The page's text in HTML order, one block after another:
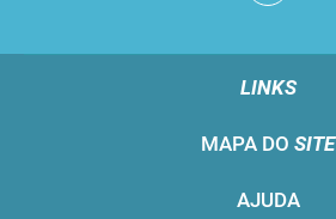
LINKS
MAPA DO SITE
AJUDA